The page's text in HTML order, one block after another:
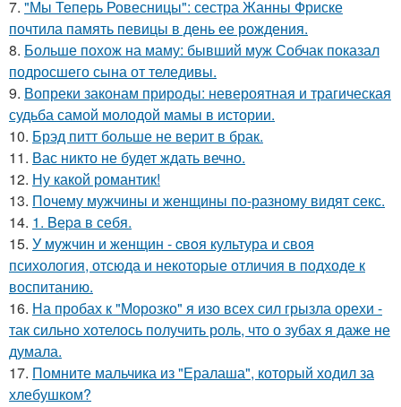
7. "Мы Теперь Ровесницы": сестра Жанны Фриске
почтила память певицы в день ее рождения.
8. Больше похож на маму: бывший муж Собчак показал
подросшего сына от теледивы.
9. Вопреки законам природы: невероятная и трагическая
судьба самой молодой мамы в истории.
10. Брэд питт больше не верит в брак.
11. Вас никто не будет ждать вечно.
12. Ну какой романтик!
13. Почему мужчины и женщины по-разному видят секс.
14. 1. Bеpa в себя.
15. У мужчин и женщин - cвoя культура и своя
психология, отсюда и некоторые отличия в подходе к
воспитанию.
16. На пробах к "Морозко" я изо всех сил грызла орехи -
так сильно хотелось получить роль, что о зубах я даже не
думала.
17. Помните мальчика из "Ералаша", который ходил за
хлебушком?